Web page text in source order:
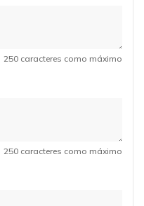
250 caracteres como máximo
250 caracteres como máximo